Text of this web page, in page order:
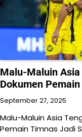
Malu-Maluin Asia
Dokumen
September 27, 2025
Malu-Maluin Asia
Pemain Timnas Jadi